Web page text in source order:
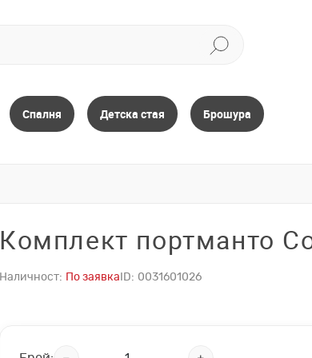
Спалня Детска стая Брошура
Комплект портманто
Наличност: По заявка ID: 0031601026